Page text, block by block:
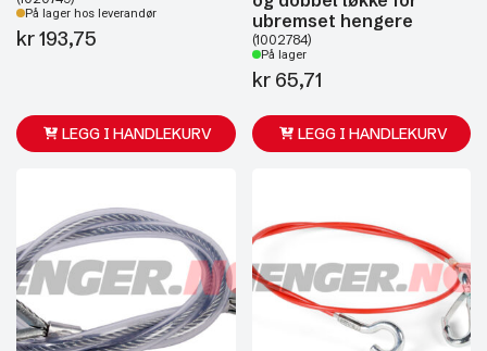
På lager hos leverandør
kr193,75
LEGG I HANDLEKURV
ubremset hengere
(1002784)
På lager
kr65,71
LEGG I HANDLEKURV